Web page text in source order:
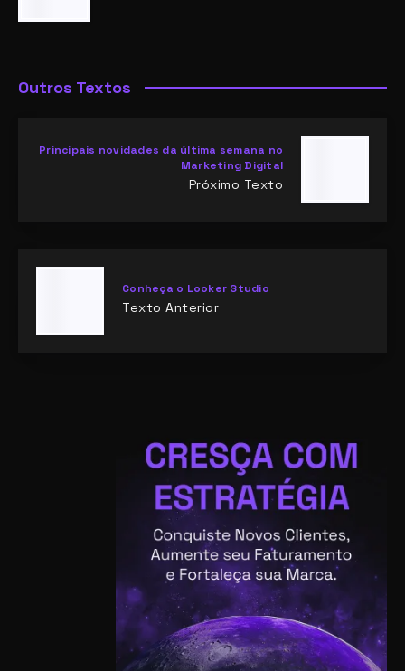
Outros Textos
Principais novidades da última semana no
Marketing Digital
Próximo Texto
Conheça o Looker Studio
Texto Anterior